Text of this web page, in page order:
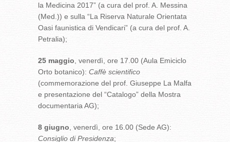
la Medicina 2017” (a cura del prof. A. Messina
(Med.)) e sulla “La Riserva Naturale Orientata
Oasi faunistica di Vendicari” (a cura del prof. A.
Petralia);
25 maggio , venerdì, ore 17.00 (Aula Emiciclo
Orto botanico): Caffè scientifico
(commemorazione del prof. Giuseppe La Malfa
e presentazione del “Catalogo” della Mostra
documentaria AG);
8 giugno , venerdì, ore 16.00 (Sede AG):
Consiglio di Presidenza;